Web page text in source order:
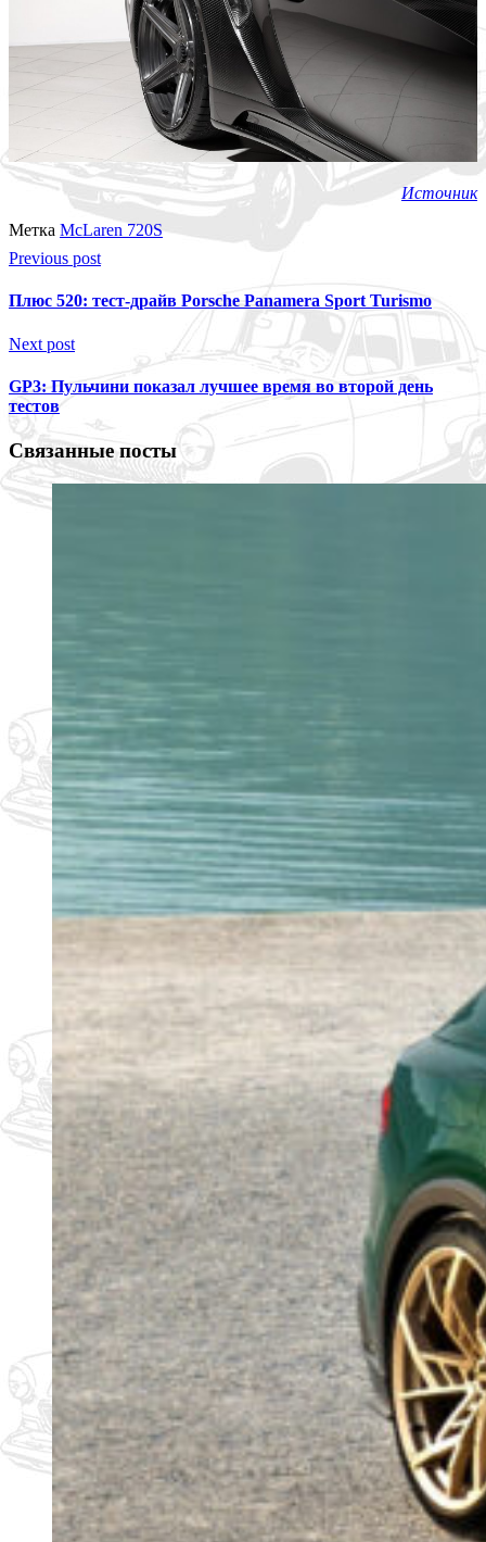
Источник
Метка McLaren 720S
Previous post
Плюс 520: тест-драйв Porsche Panamera Sport Turismo
Next post
GP3: Пульчини показал лучшее время во второй день
тестов
Связанные посты